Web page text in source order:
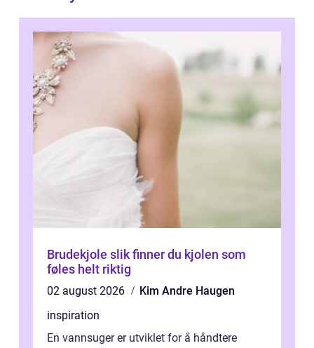
Brudekjole slik finner du kjolen som
føles helt riktig
02 august 2026
Kim Andre Haugen
inspiration
En vannsuger er utviklet for å håndtere